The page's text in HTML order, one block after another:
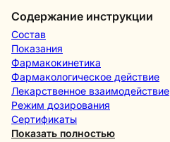
Содержание инструкции
Состав
Показания
Фармакокинетика
Фармакологическое действие
Лекарственное взаимодействие
Режим дозирования
Сертификаты
Показать полностью